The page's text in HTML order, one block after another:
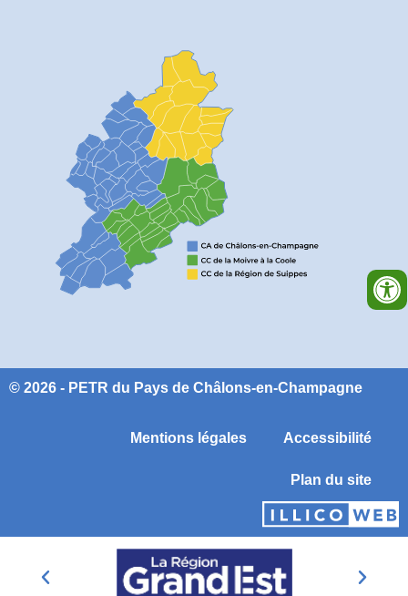
© 2026 - PETR du Pays de Châlons-en-Champagne
Mentions légales Accessibilité
Plan du site